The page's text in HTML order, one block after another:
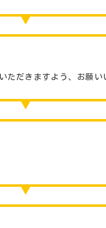
ただきますよう、お願い